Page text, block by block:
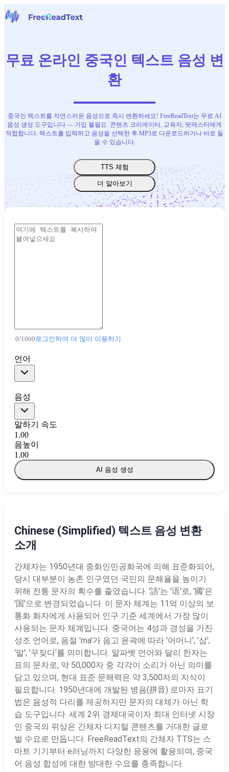
음성을 텍스트로
도구
한국어
무료 온라인 중국인 텍스트 음성 변
환
중국인 텍스트를 자연스러운 음성으로 즉시 변환하세요! FreeReadText는 무료 AI
음성 생성 도구입니다 — 가입 불필요. 콘텐츠 크리에이터, 교육자, 팟캐스터에게
적합합니다. 텍스트를 입력하고 음성을 선택한 후 MP3로 다운로드하거나 바로 들
을 수 있습니다.
TTS 체험
더 알아보기
0/1000로그인하여 더 많이 이용하기
언어
음성
말하기 속도
1.00
음높이
1.00
AI 음성 생성
Chinese (Simplified) 텍스트 음성 변환
소개
간체자는 1950년대 중화인민공화국에 의해 표준화되어,
당시 대부분이 농촌 인구였던 국민의 문해율을 높이기
위해 전통 문자의 획수를 줄였습니다. '語'는 '语'로, '國'은
'国'으로 변경되었습니다. 이 문자 체계는 11억 이상의 보
통화 화자에게 사용되어 인구 기준 세계에서 가장 많이
사용되는 문자 체계입니다. 중국어는 4성과 경성을 가진
성조 언어로, 음절 'ma'가 음고 윤곽에 따라 '어머니', '삼',
'말', '꾸짖다'를 의미합니다. 알파벳 언어와 달리 한자는
표의 문자로, 약 50,000자 중 각각이 소리가 아닌 의미를
담고 있으며, 현대 표준 문해력은 약 3,500자의 지식이
필요합니다. 1950년대에 개발된 병음(拼音) 로마자 표기
법은 음성적 다리를 제공하지만 문자의 대체가 아닌 학
습 도구입니다. 세계 2위 경제대국이자 최대 인터넷 시장
인 중국의 위상은 간체자 디지털 콘텐츠를 거대한 글로
벌 수요로 만듭니다. FreeReadText의 간체자 TTS는 스
마트 기기부터 e러닝까지 다양한 응용에 활용되며, 중국
어 음성 합성에 대한 방대한 수요를 충족합니다.